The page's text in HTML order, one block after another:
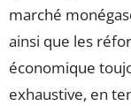
marché
ainsi que les
économique
exhaustive, en